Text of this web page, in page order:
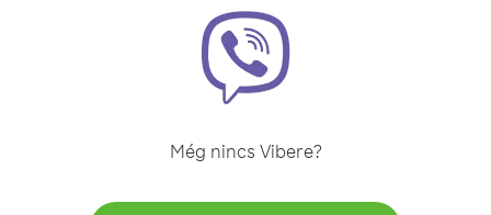
Még nincs Vibere?